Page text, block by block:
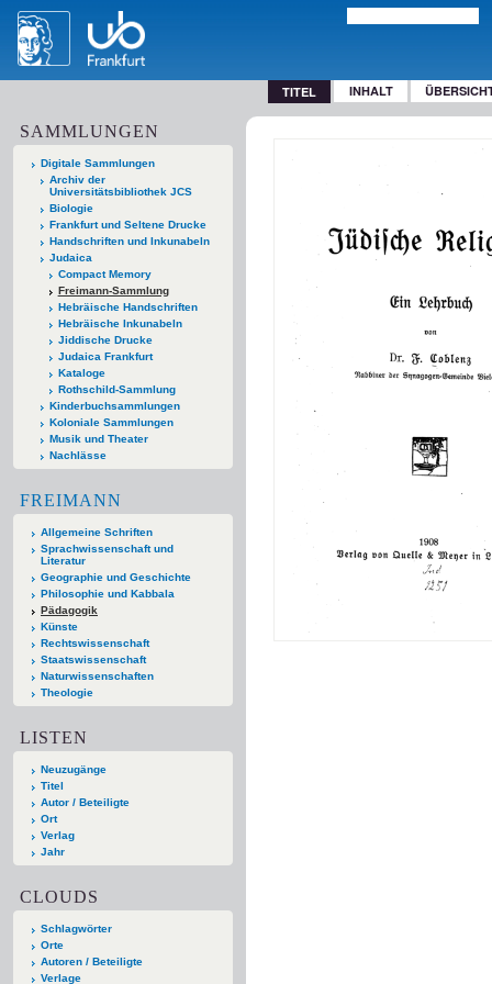
TITEL INHALT
SAMMLUNGEN
Digitale Sammlungen
Archiv der
Universitätsbibliothek JCS
Biologie
Frankfurt und Seltene Drucke
Handschriften und Inkunabeln
Judaica
Compact Memory
Freimann-Sammlung
Hebräische Handschriften
Hebräische Inkunabeln
Jiddische Drucke
Judaica Frankfurt
Kataloge
Rothschild-Sammlung
Kinderbuchsammlungen
Koloniale Sammlungen
Musik und Theater
Nachlässe
FREIMANN
Allgemeine Schriften
Sprachwissenschaft und
Literatur
Geographie und Geschichte
Philosophie und Kabbala
Pädagogik
Künste
Rechtswissenschaft
Staatswissenschaft
Naturwissenschaften
Theologie
LISTEN
Neuzugänge
Titel
Autor / Beteiligte
Ort
Verlag
Jahr
CLOUDS
Schlagwörter
Orte
Autoren / Beteiligte
Verlage